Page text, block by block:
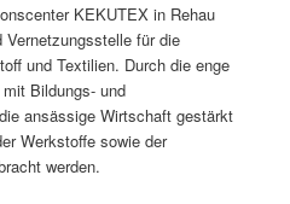
KEKUTEX in Rehau
für die
und Textilien. Durch die enge
Bildungs- und
ansässige Wirtschaft gestärkt
Werkstoffe sowie der
werden.